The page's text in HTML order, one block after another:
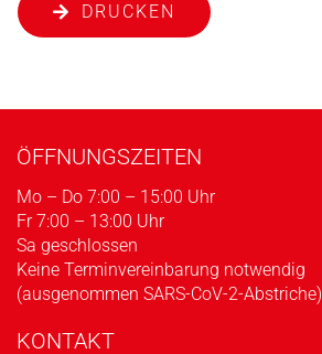
DRUCKEN
ÖFFNUNGSZEITEN
Mo – Do 7:00 – 15:00 Uhr
Fr 7:00 – 13:00 Uhr
Sa geschlossen
Keine Terminvereinbarung notwendig
(ausgenommen SARS-CoV-2-Abstriche)
KONTAKT